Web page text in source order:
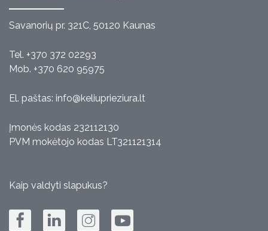
Savanorių pr. 321C, 50120 Kaunas
Tel. +370 372 02293
Mob. +370 620 95975
El. paštas: info@keliuprieziura.lt
Įmonės kodas 232112130
PVM mokėtojo kodas LT321121314
Kaip valdyti slapukus?